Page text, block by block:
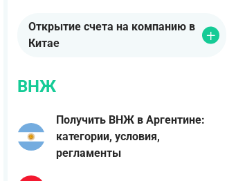
Открытие счета на компанию в
Китае
ВНЖ
Получить ВНЖ в Аргентине:
категории, условия,
регламенты